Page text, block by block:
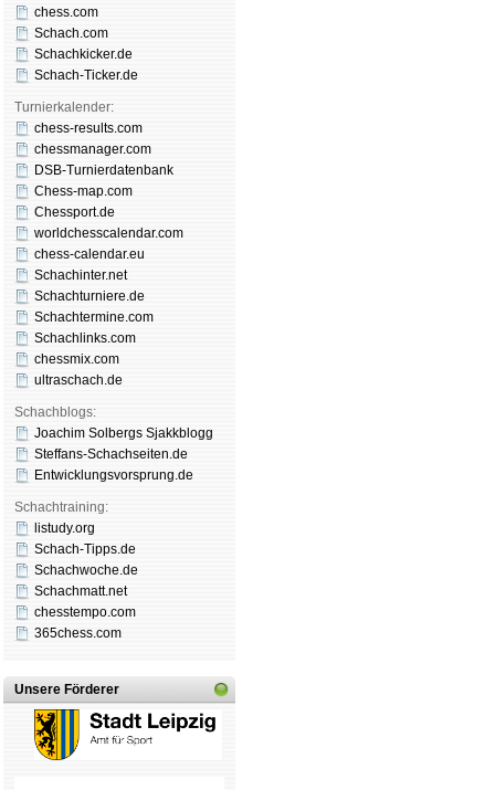
chess.com
Schach.com
Schachkicker.de
Schach-Ticker.de
Turnierkalender:
chess-results.com
chessmanager.com
DSB-Turnierdatenbank
Chess-map.com
Chessport.de
worldchesscalendar.com
chess-calendar.eu
Schachinter.net
Schachturniere.de
Schachtermine.com
Schachlinks.com
chessmix.com
ultraschach.de
Schachblogs:
Joachim Solbergs Sjakkblogg
Steffans-Schachseiten.de
Entwicklungsvorsprung.de
Schachtraining:
listudy.org
Schach-Tipps.de
Schachwoche.de
Schachmatt.net
chesstempo.com
365chess.com
Unsere Förderer